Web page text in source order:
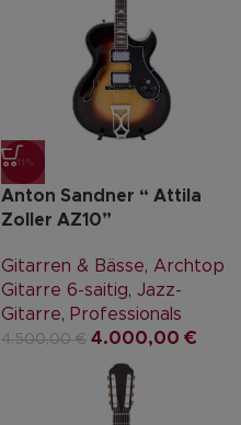
-11%
Anton Sandner “ Attila
Zoller AZ10”
Gitarren & Bässe, Archtop
Gitarre 6-saitig, Jazz-
Gitarre, Professionals
4.500,00€ 4.000,00 €